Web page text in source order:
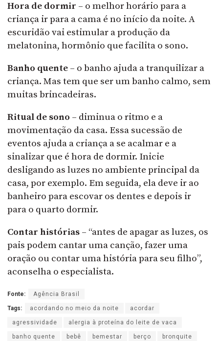
Hora de dormir – o melhor horário para a
criança ir para a cama é no início da noite. A
escuridão vai estimular a produção da
melatonina, hormônio que facilita o sono.
Banho quente – o banho ajuda a tranquilizar a
criança. Mas tem que ser um banho calmo, sem
muitas brincadeiras.
Ritual de sono – diminua o ritmo e a
movimentação da casa. Essa sucessão de
eventos ajuda a criança a se acalmar e a
sinalizar que é hora de dormir. Inicie
desligando as luzes no ambiente principal da
casa, por exemplo. Em seguida, ela deve ir ao
banheiro para escovar os dentes e depois ir
para o quarto dormir.
Contar histórias – “antes de apagar as luzes, os
pais podem cantar uma canção, fazer uma
oração ou contar uma história para seu filho”,
aconselha o especialista.
Fonte: Agência Brasil
Tags: acordando no meio da noite acordar
agressividade alergia à proteína do leite de vaca
banho quente bebê bemestar berço bronquite